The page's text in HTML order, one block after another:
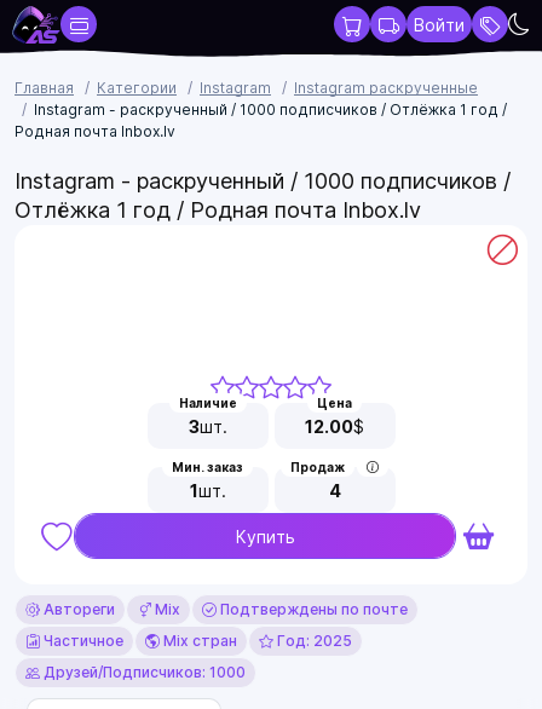
Войти
Главная Категории Instagram
Instagram раскрученные
Instagram - раскрученный / 1000 подписчиков / Отлёжка 1 год /
Родная почта Inbox.lv
Instagram - раскрученный / 1000 подписчиков /
Отлёжка 1 год / Родная почта Inbox.lv
Наличие
3шт.
Цена
12.00$
Мин. заказ
1шт.
Продаж
4
Купить
Автореги Mix
Подтверждены по почте
Частичное
Mix стран
Год: 2025
Друзей/Подписчиков: 1000